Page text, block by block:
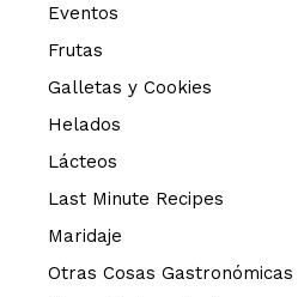
Eventos
Frutas
Galletas y Cookies
Helados
Lácteos
Last Minute Recipes
Maridaje
Otras Cosas Gastronómicas